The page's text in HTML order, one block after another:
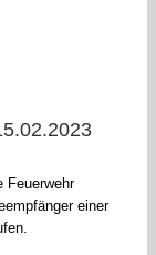
Feuerwehr
einer